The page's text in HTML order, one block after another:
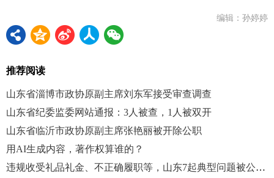
编辑：孙婷婷
推荐阅读
山东省淄博市政协原副主席刘东军接受审查调查
山东省纪委监委网站通报：3人被查，1人被双开
山东省临沂市政协原副主席张艳丽被开除公职
用AI生成内容，著作权算谁的？
违规收受礼品礼金、不正确履职等，山东7起典型问题被公开通报